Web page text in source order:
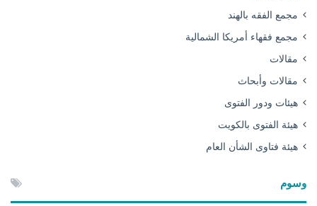
مجمع الفقه بالهند
مجمع فقهاء أمريكا الشمالية
مقالات
مقالات وأبحاث
هيئات ودور الفتوى
هيئة الفتوى بالكويت
هيئة فتاوى الشأن العام
وسوم